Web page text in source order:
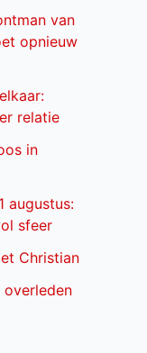
van
opnieuw
relatie
in
augustus:
sfeer
Christian
overleden